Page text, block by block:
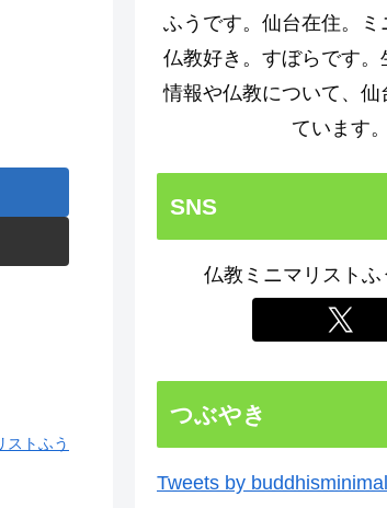
ストふう
ふうです。仙台在住。
仏教好き。すぼらです。
情報や仏教について、仙
ています。
SNS
仏教ミニマリストふ
つぶやき
Tweets by buddhisminimal